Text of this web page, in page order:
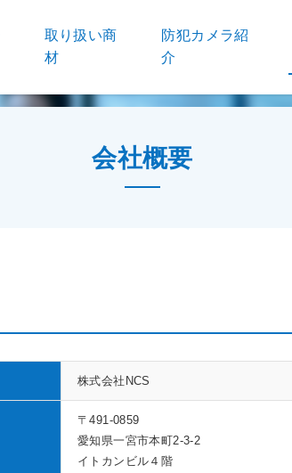
取り扱い商
材
防犯カメラ紹
介
会社概要
株式会社NCS
〒491-0859
愛知県一宮市本町2-3-2
イトカンビル４階